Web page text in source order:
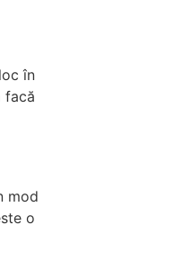
în
facă
mod
o